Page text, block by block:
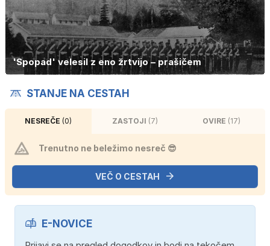
'Spopad' velesil z eno žrtvijo – prašičem
STANJE NA CESTAH
NESREČE (0) ZASTOJI (7) OVIRE (17)
Trenutno ne beležimo nesreč 😎
VEČ O CESTAH
E-NOVICE